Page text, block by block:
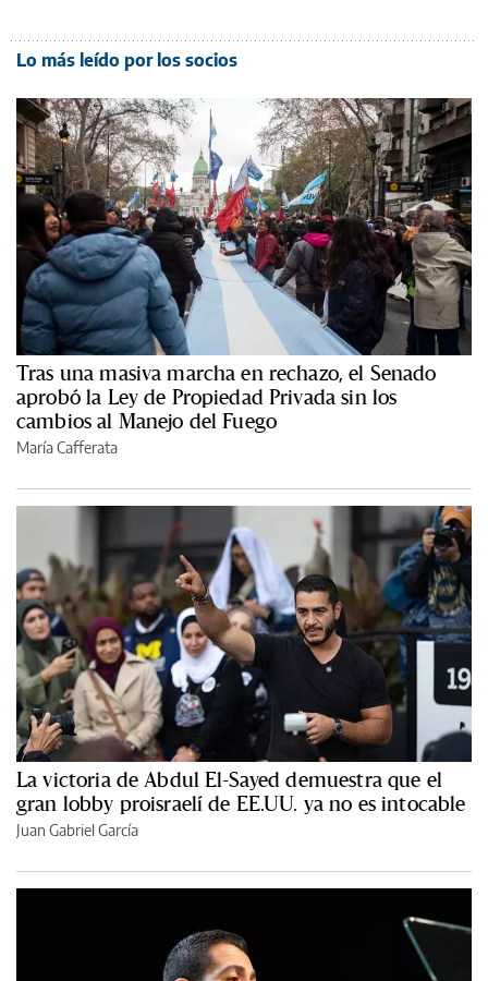
Lo más leído por los socios
Tras una masiva marcha en rechazo, el Senado
aprobó la Ley de Propiedad Privada sin los
cambios al Manejo del Fuego
María Cafferata
La victoria de Abdul El-Sayed demuestra que el
gran lobby proisraelí de EE.UU. ya no es intocable
Juan Gabriel García